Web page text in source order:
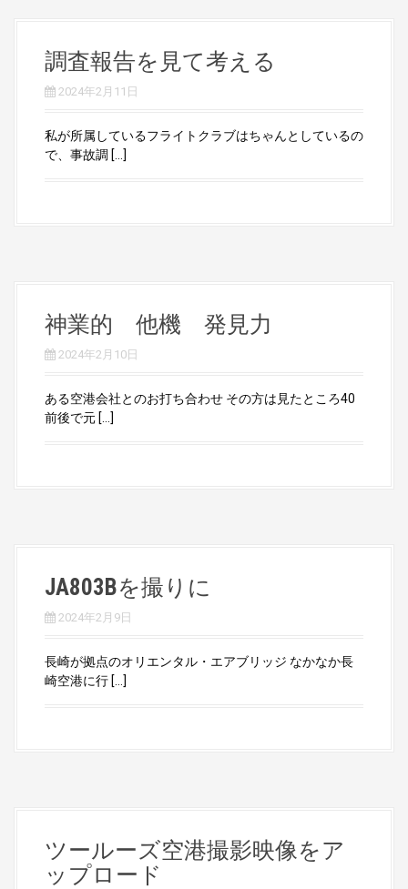
調査報告を見て考える
2024年2月11日
私が所属しているフライトクラブはちゃんとしているの
で、事故調 […]
神業的 他機 発見力
2024年2月10日
ある空港会社とのお打ち合わせ その方は見たところ40
前後で元 […]
JA803Bを撮りに
2024年2月9日
長崎が拠点のオリエンタル・エアブリッジ なかなか長
崎空港に行 […]
ツールーズ空港撮影映像をア
ップロード